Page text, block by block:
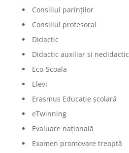
Consiliul parinților
Consiliul profesoral
Didactic
Didactic auxiliar si nedidactic
Eco-Scoala
Elevi
Erasmus Educație școlară
eTwinning
Evaluare națională
Examen promovare treaptă